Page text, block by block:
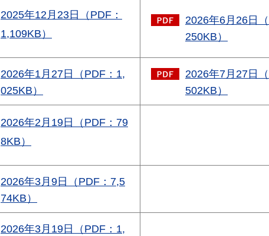
2025年12月23日（PDF：
1,109KB）
2026年6月26日（
250KB）
2026年1月27日（PDF：1,
025KB）
2026年7月27日（
502KB）
2026年2月19日（PDF：79
8KB）
2026年3月9日（PDF：7,5
74KB）
2026年3月19日（PDF：1,